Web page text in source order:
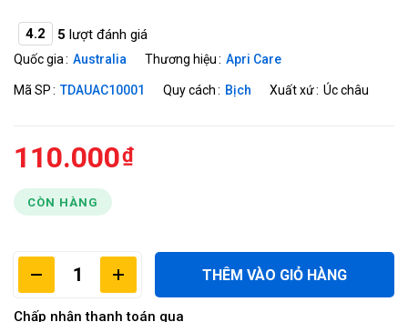
4.2 5 lượt đánh giá
Quốc gia Australia Thương hiệu Apri Care
Mã SP TDAUAC10001 Quy cách Bịch Xuất xứ Úc châu
110.000
CÒN HÀNG
THÊM VÀO GIỎ HÀNG
Chấp nhận thanh toán qua